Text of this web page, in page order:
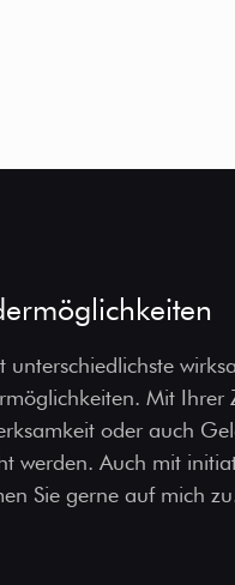
unterschiedlichste
Mit Ihrer
oder auch
werden. Auch mit
Sie gerne auf mich